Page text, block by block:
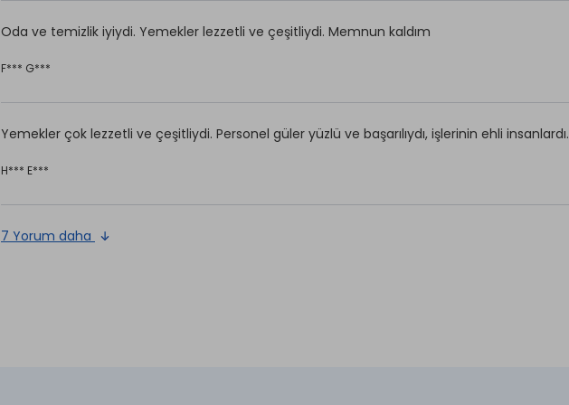
Oda ve temizlik iyiydi. Yemekler lezzetli ve çeşitliydi. Memnun kaldım
F*** G***
Yemekler çok lezzetli ve çeşitliydi. Personel güler yüzlü ve başarılıydı, işlerinin ehli insanlardı.
H*** E***
7 Yorum daha